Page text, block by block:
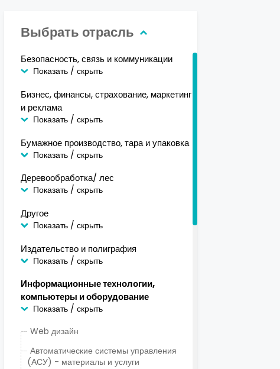
Выбрать отрасль
Безопасность, связь и коммуникации
Показать / скрыть
Бизнес, финансы, страхование, маркетинг
и реклама
Показать / скрыть
Бумажное производство, тара и упаковка
Показать / скрыть
Деревообработка/ лес
Показать / скрыть
Другое
Показать / скрыть
Издательство и полиграфия
Показать / скрыть
Информационные технологии,
компьютеры и оборудование
Показать / скрыть
Web дизайн
Автоматические системы управления
(АСУ) - материалы и услуги